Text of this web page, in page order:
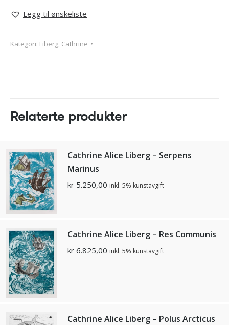
Legg til ønskeliste
Kategori: Liberg, Cathrine
Relaterte produkter
Cathrine Alice Liberg – Serpens
Marinus
kr 5.250,00 inkl. 5% kunstavgift
Cathrine Alice Liberg – Res Communis
kr 6.825,00 inkl. 5% kunstavgift
Cathrine Alice Liberg – Polus Arcticus